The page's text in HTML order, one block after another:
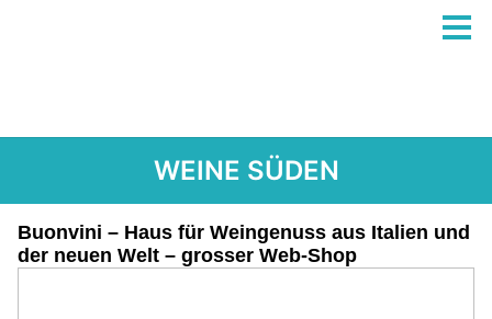
WEINE SÜDEN
Buonvini – Haus für Weingenuss aus Italien und
der neuen Welt – grosser Web-Shop